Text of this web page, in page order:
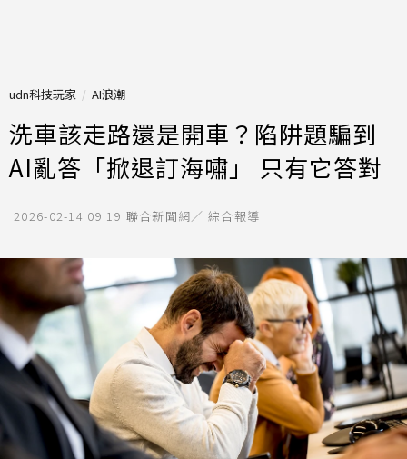
udn科技玩家 AI浪潮
洗車該走路還是開車？陷阱題騙到
AI亂答「掀退訂海嘯」 只有它答對
2026-02-14 09:19 聯合新聞網／ 綜合報導